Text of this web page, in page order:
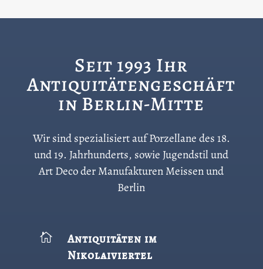
Seit 1993 Ihr
Antiquitätengeschäft
in Berlin-Mitte
Wir sind spezialisiert auf Porzellane des 18.
und 19. Jahrhunderts, sowie Jugendstil und
Art Deco der Manufakturen Meissen und
Berlin

Antiquitäten im
Nikolaiviertel